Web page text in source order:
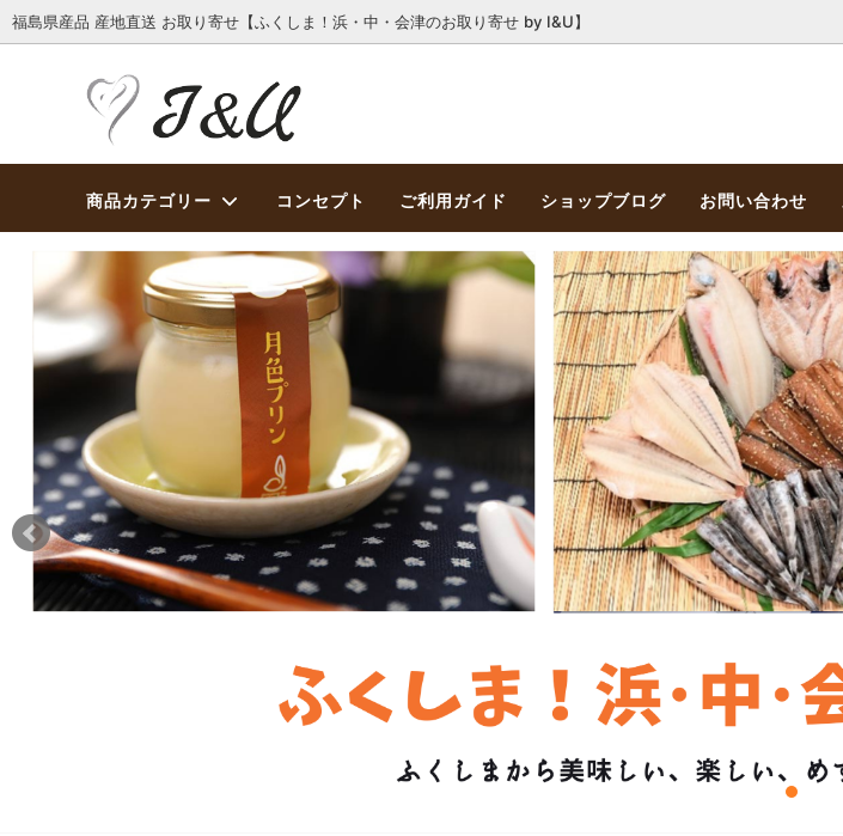
福島県産品 産地直送 お取り寄せ【ふくしま！浜・中・会津のお取り寄せ by I&U】
商品カテゴリー コンセプト ご利用ガイド ショップブログ お問い合わせ